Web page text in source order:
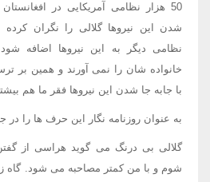
50 هزار نظامی آمریکایی در
نظامی دیگر به این نیروها اضافه
خانواده شان را نمی آورند و همین بر
با جابه جا شدن این نیروها فقر ما هم
به عنوان روزنامه نگار این حرف ها را
گلالی بی درنگ می گوید هراسی از گفتن
شوم و با من کمتر مصاحبه می شود. گاه